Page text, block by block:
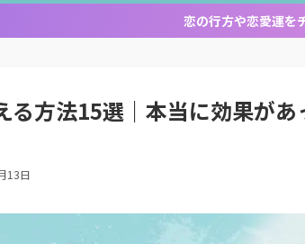
恋の行方や恋愛運を
る方法15選｜本当に効果が
13日